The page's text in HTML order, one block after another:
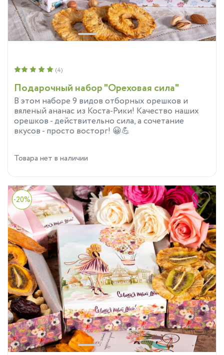
Подарочный набор "Ореховая сила"
В этом наборе 9 видов отборных орешков и
вяленый ананас из Коста-Рики! Качество наших
орешков - действительно сила, а сочетание
вкусов - просто восторг! 😀💪
(4)
Товара нет в наличии
-20%